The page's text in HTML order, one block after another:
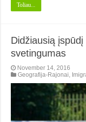
Toliau...
Didžiausią
svetingumas
November 14, 2016
Geografija-Rajonai,